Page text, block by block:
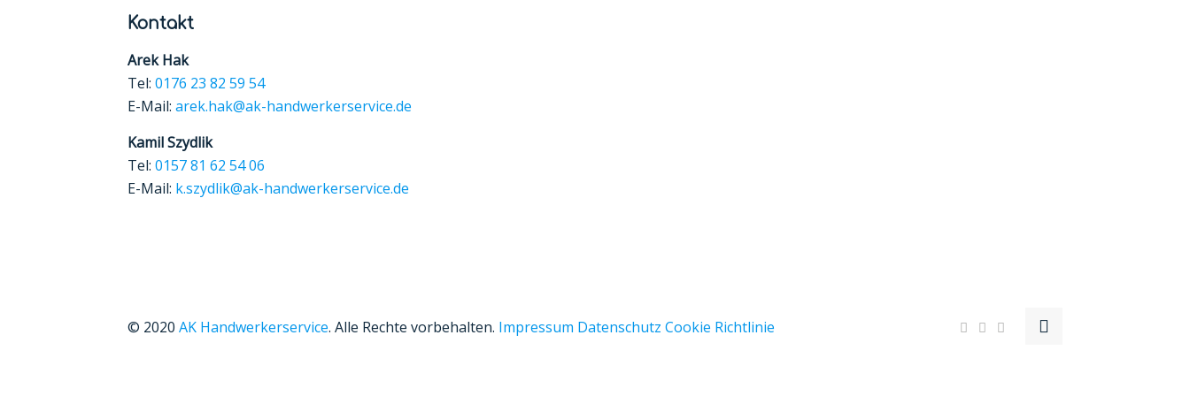
Kontakt
Arek Hak
Tel: 0176 23 82 59 54
E-Mail: arek.hak@ak-handwerkerservice.de
Kamil Szydlik
Tel: 0157 81 62 54 06
E-Mail: k.szydlik@ak-handwerkerservice.de
© 2020 AK Handwerkerservice. Alle Rechte vorbehalten. Impressum Datenschutz Cookie Richtlinie